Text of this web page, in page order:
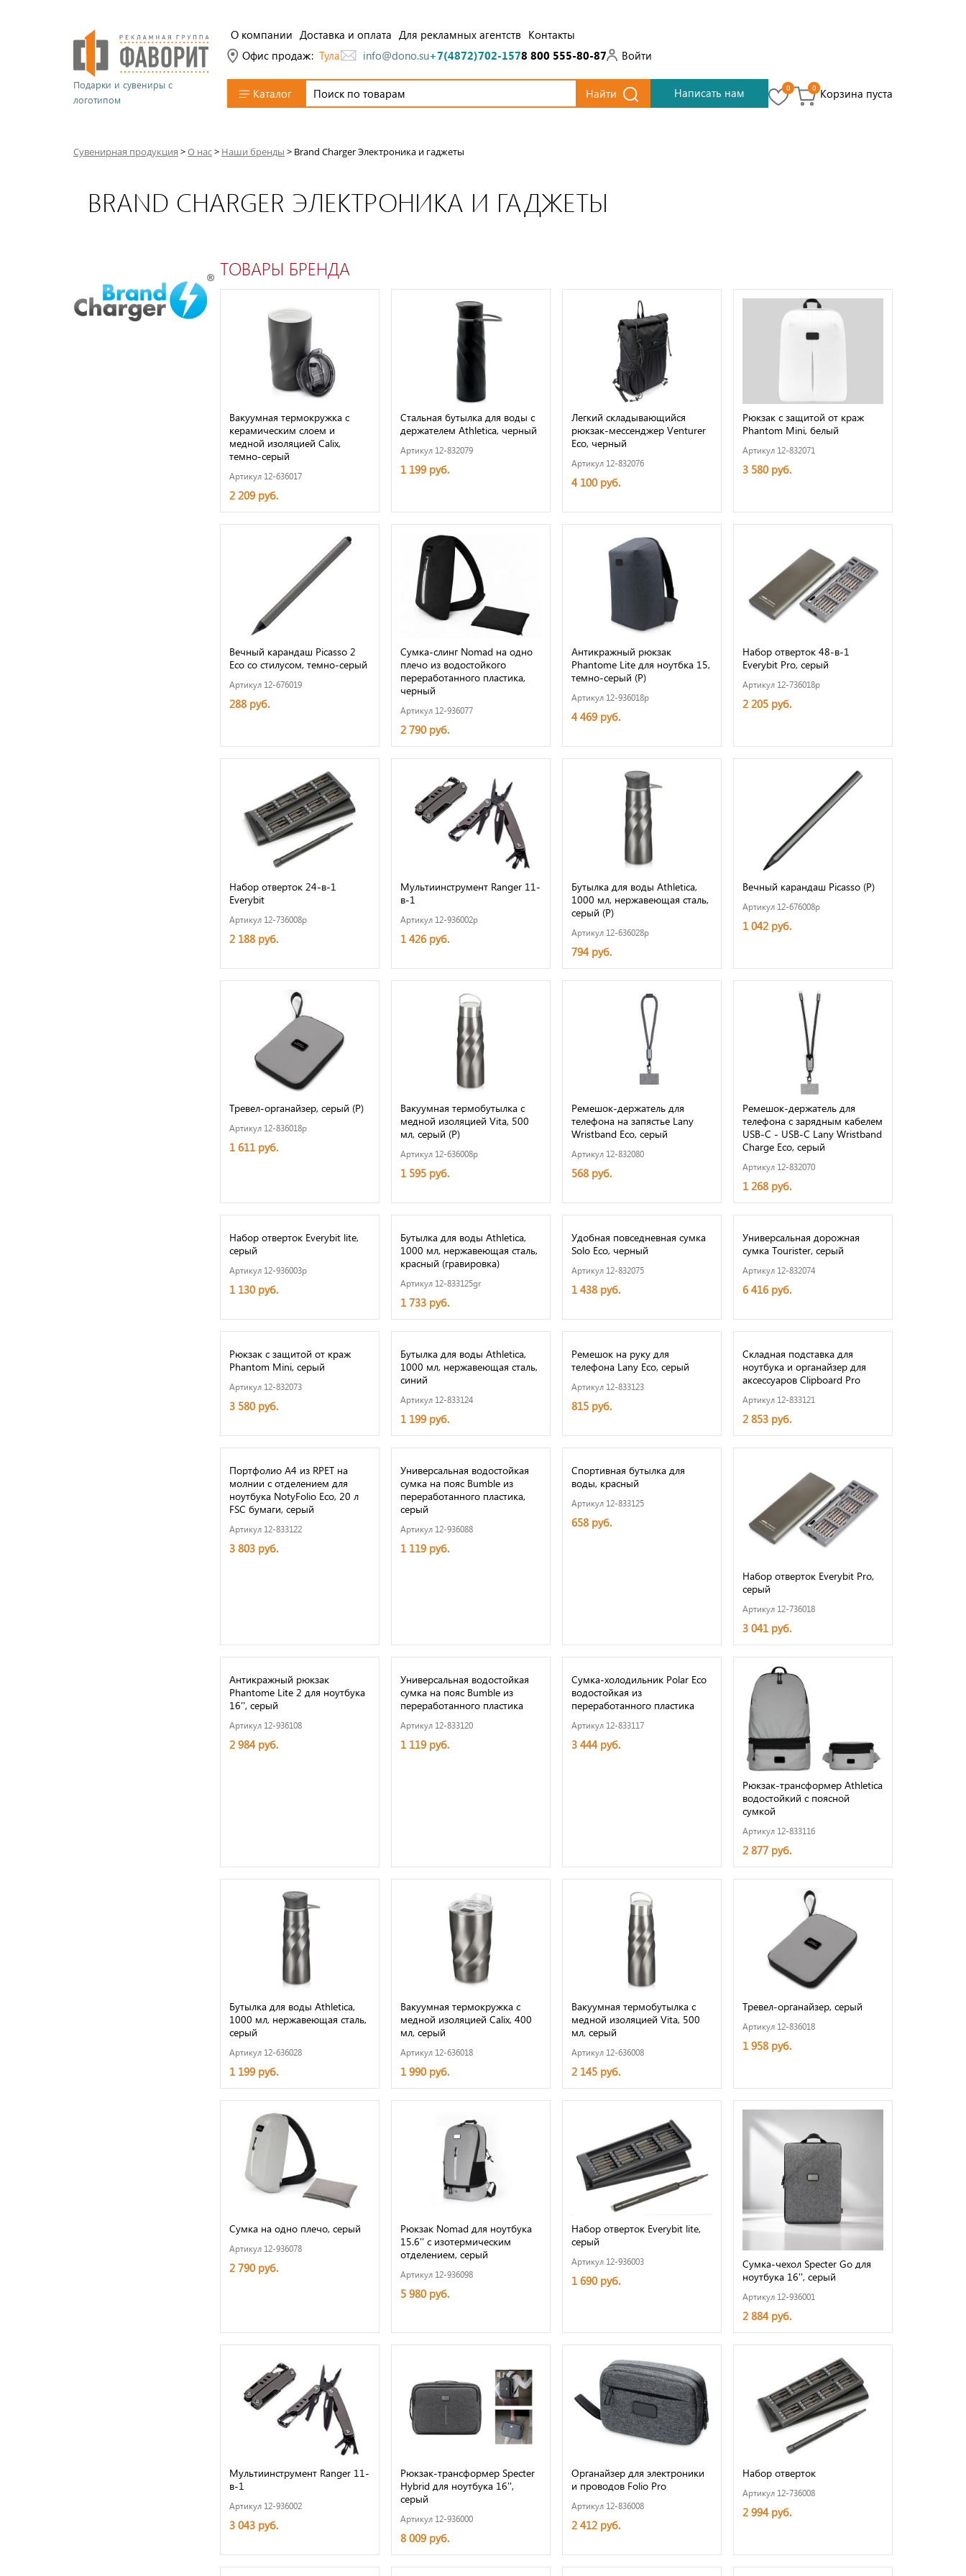
Подарки и сувениры с
логотипом
О компании Доставка и оплата Для рекламных агентств Контакты
Офис продаж: Тула info@dono.su+7(4872)702-1578 800 555-80-87 Войти
Каталог Найти Написать нам 0 0 Корзина пуста
Сувенирная продукция >О нас> Наши бренды > Brand Charger Электроника и гаджеты
BRAND CHARGER ЭЛЕКТРОНИКА И ГАДЖЕТЫ
ТОВАРЫ БРЕНДА
Вакуумная термокружка с
керамическим слоем и
медной изоляцией Calix,
темно-серый
Артикул 12-636017
2 209 руб.
Стальная бутылка для воды с
держателем Athletica, черный
Артикул 12-832079
1 199 руб.
Легкий складывающийся
рюкзак-мессенджер Venturer
Eco, черный
Артикул 12-832076
4 100 руб.
Рюкзак с защитой от краж
Phantom Mini, белый
Артикул 12-832071
3 580 руб.
Вечный карандаш Picasso 2
Eco со стилусом, темно-серый
Артикул 12-676019
288 руб.
Сумка-слинг Nomad на одно
плечо из водостойкого
переработанного пластика,
черный
Артикул 12-936077
2 790 руб.
Антикражный рюкзак
Phantome Lite для ноутбка 15,
темно-серый (Р)
Артикул 12-936018p
4 469 руб.
Набор отверток 48-в-1
Everybit Pro, серый
Артикул 12-736018p
2 205 руб.
Набор отверток 24-в-1
Everybit
Артикул 12-736008p
2 188 руб.
Мультиинструмент Ranger 11-
в-1
Артикул 12-936002p
1 426 руб.
Бутылка для воды Athletica,
1000 мл, нержавеющая сталь,
серый (Р)
Артикул 12-636028p
794 руб.
Вечный карандаш Picasso (Р)
Артикул 12-676008p
1 042 руб.
Тревел-органайзер, серый (Р)
Артикул 12-836018p
1 611 руб.
Вакуумная термобутылка с
медной изоляцией Vita, 500
мл, серый (Р)
Артикул 12-636008p
1 595 руб.
Ремешок-держатель для
телефона на запястье Lany
Wristband Eco, серый
Артикул 12-832080
568 руб.
Ремешок-держатель для
телефона с зарядным кабелем
USB-C - USB-C Lany Wristband
Charge Eco, серый
Артикул 12-832070
1 268 руб.
Набор отверток Everybit lite,
серый
Артикул 12-936003p
1 130 руб.
Бутылка для воды Athletica,
1000 мл, нержавеющая сталь,
красный (гравировка)
Артикул 12-833125gr
1 733 руб.
Удобная повседневная сумка
Solo Eco, черный
Артикул 12-832075
1 438 руб.
Универсальная дорожная
сумка Tourister, серый
Артикул 12-832074
6 416 руб.
Рюкзак с защитой от краж
Phantom Mini, серый
Артикул 12-832073
3 580 руб.
Бутылка для воды Athletica,
1000 мл, нержавеющая сталь,
синий
Артикул 12-833124
1 199 руб.
Ремешок на руку для
телефона Lany Eco, серый
Артикул 12-833123
815 руб.
Складная подставка для
ноутбука и органайзер для
аксессуаров Clipboard Pro
Артикул 12-833121
2 853 руб.
Портфолио А4 из RPET на
молнии с отделением для
ноутбука NotyFolio Eco, 20 л
FSC бумаги, серый
Артикул 12-833122
3 803 руб.
Универсальная водостойкая
сумка на пояс Bumble из
переработанного пластика,
серый
Артикул 12-936088
1 119 руб.
Спортивная бутылка для
воды, красный
Артикул 12-833125
658 руб.
Набор отверток Everybit Pro,
серый
Артикул 12-736018
3 041 руб.
Антикражный рюкзак
Phantome Lite 2 для ноутбука
16'', серый
Артикул 12-936108
2 984 руб.
Универсальная водостойкая
сумка на пояс Bumble из
переработанного пластика
Артикул 12-833120
1 119 руб.
Сумка-холодильник Polar Eco
водостойкая из
переработанного пластика
Артикул 12-833117
3 444 руб.
Рюкзак-трансформер Athletica
водостойкий с поясной
сумкой
Артикул 12-833116
2 877 руб.
Бутылка для воды Athletica,
1000 мл, нержавеющая сталь,
серый
Артикул 12-636028
1 199 руб.
Вакуумная термокружка с
медной изоляцией Calix, 400
мл, серый
Артикул 12-636018
1 990 руб.
Вакуумная термобутылка с
медной изоляцией Vita, 500
мл, серый
Артикул 12-636008
2 145 руб.
Тревел-органайзер, серый
Артикул 12-836018
1 958 руб.
Сумка на одно плечо, серый
Артикул 12-936078
2 790 руб.
Рюкзак Nomad для ноутбука
15.6'' с изотермическим
отделением, серый
Артикул 12-936098
5 980 руб.
Набор отверток Everybit lite,
серый
Артикул 12-936003
1 690 руб.
Сумка-чехол Specter Go для
ноутбука 16'', серый
Артикул 12-936001
2 884 руб.
Мультиинструмент Ranger 11-
в-1
Артикул 12-936002
3 043 руб.
Рюкзак-трансформер Specter
Hybrid для ноутбука 16'',
серый
Артикул 12-936000
8 009 руб.
Органайзер для электроники
и проводов Folio Pro
Артикул 12-836008
2 412 руб.
Набор отверток
Артикул 12-736008
2 994 руб.